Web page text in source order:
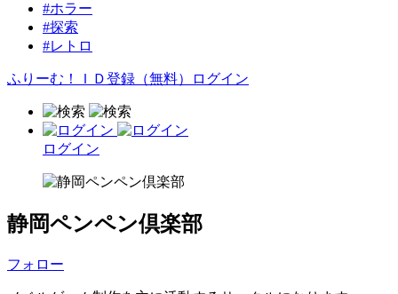
#ホラー
#探索
#レトロ
ふりーむ！ＩＤ登録（無料） ログイン
ログイン
静岡ペンペン倶楽部
フォロー